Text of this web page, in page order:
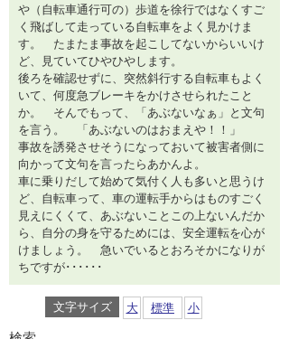
や（自転車通行可の）歩道を徐行ではなくすご
く飛ばして走っている自転車をよく見かけま
す。 たまたま事故を起こしてないからいいけ
ど、見ていてひやひやします。
後ろを確認せずに、突然斜行する自転車もよく
いて、何度急ブレーキをかけさせられたこと
か。 そんでもって、「あぶないなぁ」と文句
を言う。 「あぶないのはおまえや！！」
事故を誘発させそうになっておいて被害者側に
向かって文句を言ったらあかんよ。
車に乗りだして始めて気付く人も多いと思うけ
ど、自転車って、車の運転手からはものすごく
見えにくくて、あぶないことこの上ないんだか
ら、自分の身を守るためには、安全運転を心が
けましょう。 急いでいるとおろそかになりが
ちですが･･････
文字サイズ 大 標準 小